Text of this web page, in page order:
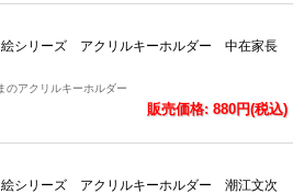
シリーズ アクリルキーホルダー 中在家長
のアクリルキーホルダー
販売価格: 880円(税込)
シリーズ アクリルキーホルダー 潮江文次